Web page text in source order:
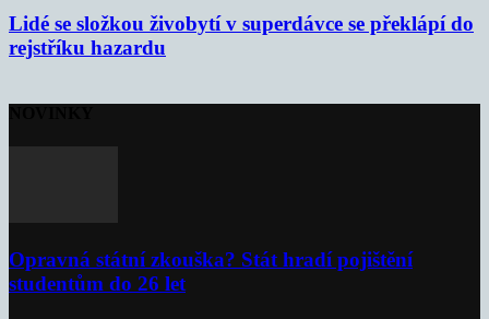
Lidé se složkou živobytí v superdávce se překlápí do
rejstříku hazardu
Opravná státní zkouška? Stát hradí pojištění
studentům do 26 let